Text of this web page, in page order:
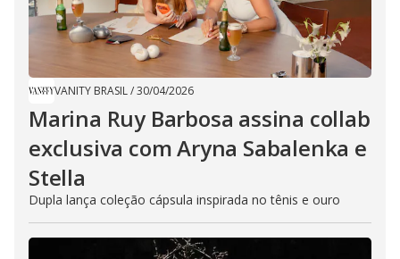
VANITY BRASIL/30/04/2026
Marina Ruy Barbosa assina collab
exclusiva com Aryna Sabalenka e
Stella
Dupla lança coleção cápsula inspirada no tênis e ouro